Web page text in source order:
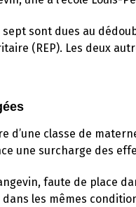
sont dues au
(REP). Les deux
d’une classe de
une surcharge des
faute de place
dans les mêmes